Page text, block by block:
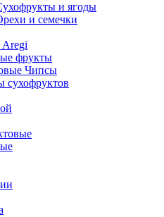
и ягоды
и семечки
фрукты
Чипсы
сухофруктов